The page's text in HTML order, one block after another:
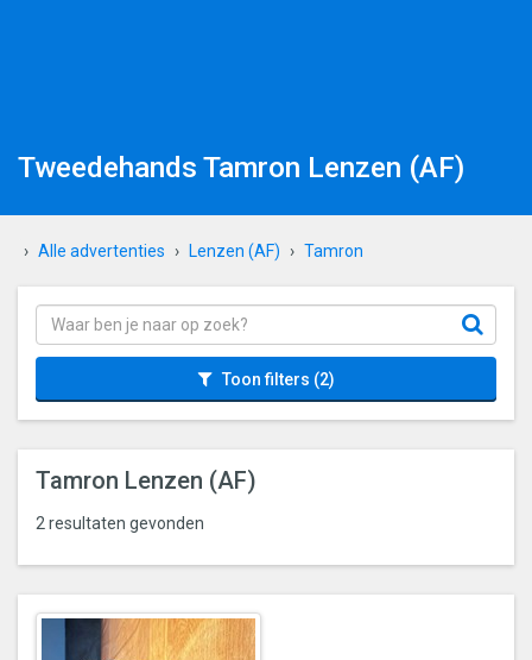
Tweedehands Tamron Lenzen (AF)
Alle advertenties Lenzen (AF) Tamron
Toon filters (2)
Tamron Lenzen (AF)
2 resultaten gevonden